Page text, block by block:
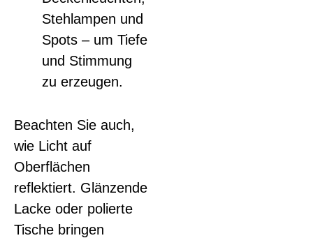
Stehlampen und
Spots – um Tiefe
und Stimmung
zu erzeugen.
Beachten Sie auch,
wie Licht auf
Oberflächen
reflektiert. Glänzende
Lacke oder polierte
Tische bringen